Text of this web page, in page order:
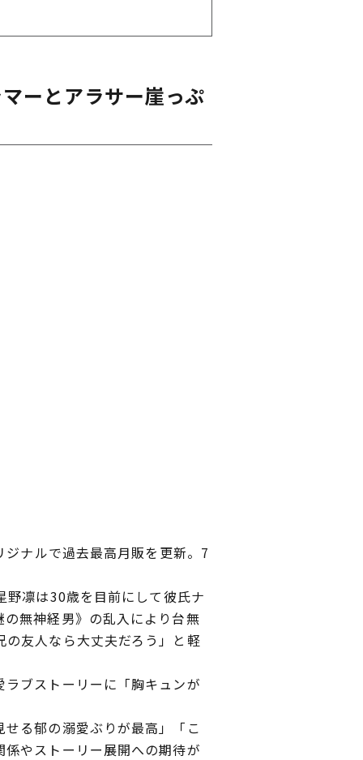
ーとアラサー崖っぷ
ナルで過去最高月販を更新。7
凛は30歳を目前にして彼氏ナ
無神経男》の乱入により台無
友人なら大丈夫だろう」と軽
ブストーリーに「胸キュンが
る郁の溺愛ぶりが最高」「こ
やストーリー展開への期待が